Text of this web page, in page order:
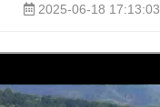
2025-06-18 17:13:03